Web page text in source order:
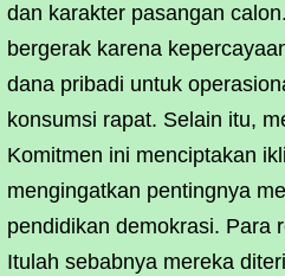
dan karakter pasangan
bergerak karena
dana pribadi untuk
konsumsi rapat. Selain itu,
Komitmen ini menciptakan
mengingatkan pentingnya
pendidikan demokrasi. Para
Itulah sebabnya mereka